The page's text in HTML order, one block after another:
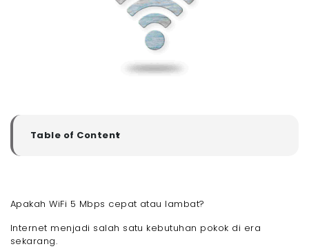
Table of Content
▼
- 2. Email dan Komunikasi Online
- 3. Streaming Musik
- 4. Streaming Video Resolusi Standar
Apakah WiFi 5 Mbps cepat atau lambat?
Internet menjadi salah satu kebutuhan pokok di era
sekarang.